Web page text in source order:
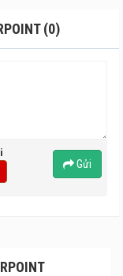
(0)
Gửi